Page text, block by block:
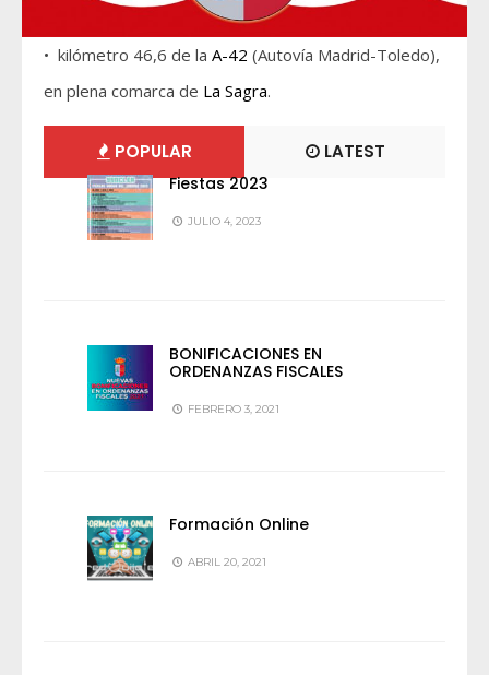
• kilómetro 46,6 de la A-42 (Autovía Madrid-Toledo),
en plena comarca de La Sagra.
POPULAR LATEST
Fiestas 2023
JULIO 4, 2023
BONIFICACIONES EN
ORDENANZAS FISCALES
FEBRERO 3, 2021
Formación Online
ABRIL 20, 2021